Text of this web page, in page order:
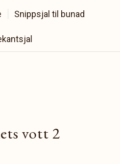
Snippsjal til bunad
vott 2